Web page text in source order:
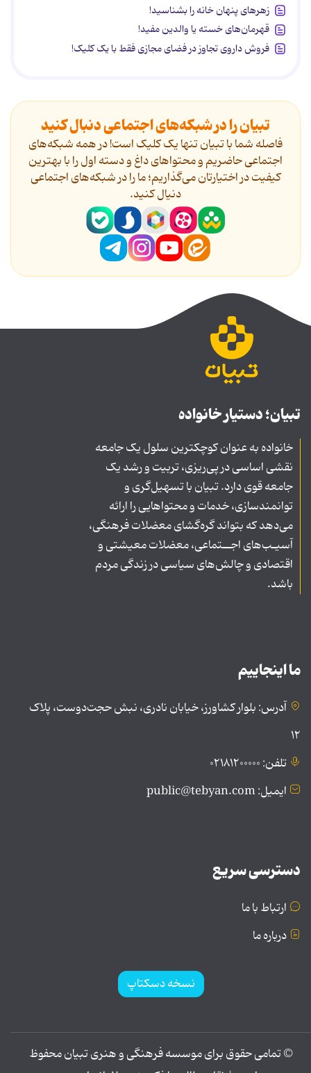
زهرهای پنهان خانه را بشناسید!
قهرمان‌های خسته یا والدین مفید!
فروش داروی تجاوز در فضای مجازی فقط با یک کلیک!
تبیان را در شبکه‌های اجتماعی دنبال کنید
فاصله شما با تبیان تنها یک کلیک است! در همه شبکه‌های
اجتماعی حاضریم و محتواهای داغ و دسته اول را با بهترین
کیفیت در اختیارتان می‌گذاریم؛ ما را در شبکه‌های اجتماعی
دنیال کنید.
تبیان؛ دستیار خانواده
خانواده به عنوان کوچکترین سلول یک جامعه
نقشی اساسی در پی‌ریزی، تربیت و رشد یک
جامعه قوی دارد. تبیان با تسهیل‌گری و
توانمندسازی، خدمات و محتواهایی را ارائه
می‌دهد که بتواند گره‌گشای معضلات فرهنگی،
آسیـب‌های اجــتماعی، معضلات معیشتی و
اقتصادی و چالش‌های سیاسی در زندگی مردم
باشد.
ما اینجاییم
آدرس: بلوار کشاورز، خیابان نادری، نبش حجت‌دوست، پلاک
۱۲
تلفن: ۰۲۱۸۱۲۰۰۰۰۰
ایمیل: public@tebyan.com
دسترسی سریع
ارتباط با ما
درباره ما
نسخه دسکتاپ
© تمامی حقوق برای موسسه فرهنگی و هنری تبیان محفوظ